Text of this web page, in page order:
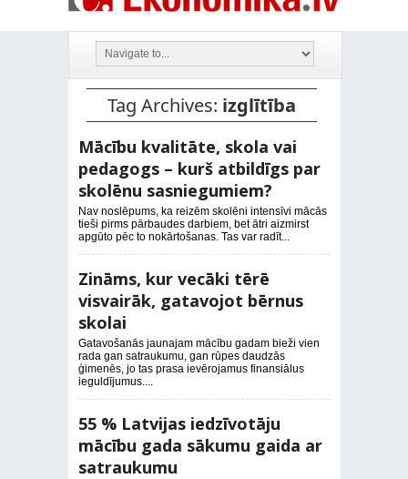
Tag Archives: izglītība
Mācību kvalitāte, skola vai
pedagogs – kurš atbildīgs par
skolēnu sasniegumiem?
Nav noslēpums, ka reizēm skolēni intensīvi mācās
tieši pirms pārbaudes darbiem, bet ātri aizmirst
apgūto pēc to nokārtošanas. Tas var radīt...
Zināms, kur vecāki tērē
visvairāk, gatavojot bērnus
skolai
Gatavošanās jaunajam mācību gadam bieži vien
rada gan satraukumu, gan rūpes daudzās
ģimenēs, jo tas prasa ievērojamus finansiālus
ieguldījumus....
55 % Latvijas iedzīvotāju
mācību gada sākumu gaida ar
satraukumu